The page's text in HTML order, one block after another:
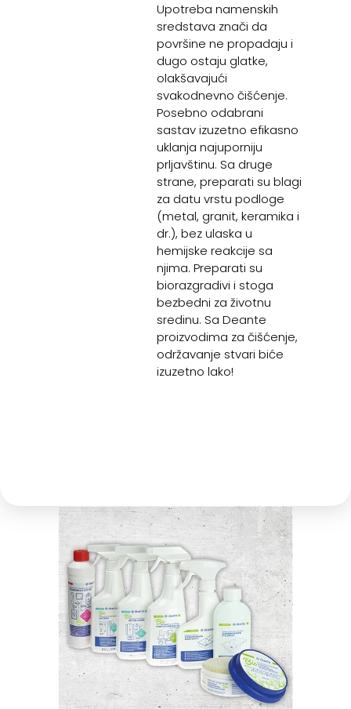
Upotreba namenskih
sredstava znači da
površine ne propadaju i
dugo ostaju glatke,
olakšavajući
svakodnevno čišćenje.
Posebno odabrani
sastav izuzetno efikasno
uklanja najuporniju
prljavštinu. Sa druge
strane, preparati su blagi
za datu vrstu podloge
(metal, granit, keramika i
dr.), bez ulaska u
hemijske reakcije sa
njima. Preparati su
biorazgradivi i stoga
bezbedni za životnu
sredinu. Sa Deante
proizvodima za čišćenje,
održavanje stvari biće
izuzetno lako!